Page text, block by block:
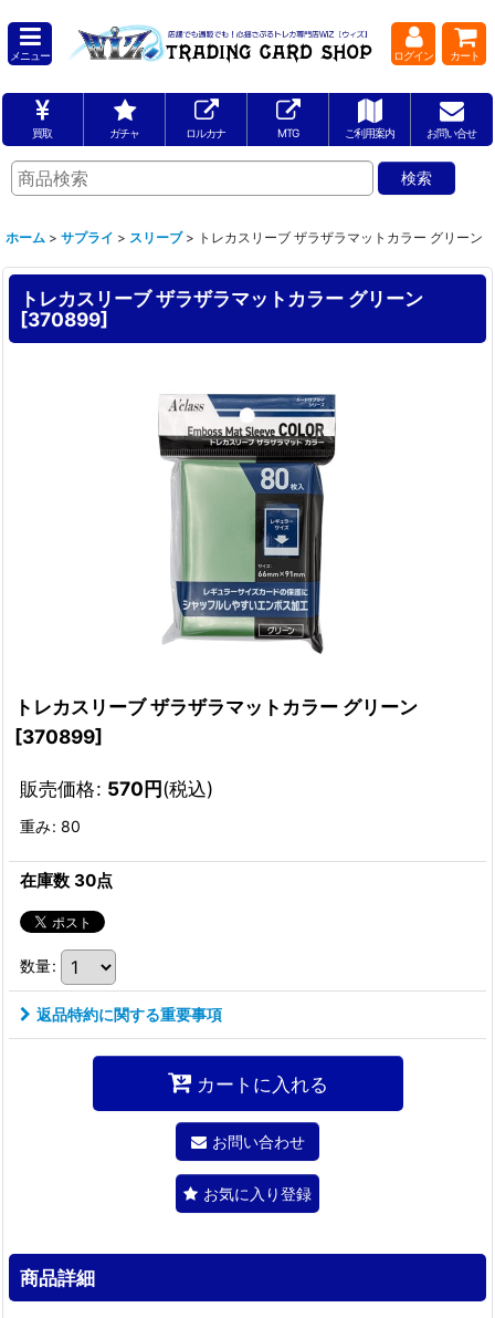
メニュー ログイン カート
買取 ガチャ ロルカナ MTG ご利用案内 お問い合せ
ホーム > サプライ > スリーブ > トレカスリーブ ザラザラマットカラー グリーン
トレカスリーブ ザラザラマットカラー グリーン
[370899]
トレカスリーブ ザラザラマットカラー グリーン
[370899]
販売価格: 570円(税込)
重み: 80
在庫数 30点
数量:
返品特約に関する重要事項
カートに入れる
お問い合わせ
お気に入り登録
商品詳細